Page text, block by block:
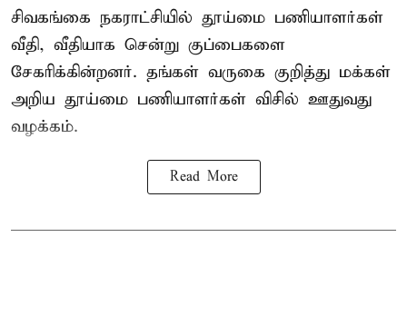
சிவகங்கை நகராட்சியில் தூய்மை பணியாளர்கள்
வீதி, வீதியாக சென்று குப்பைகளை
சேகரிக்கின்றனர். தங்கள் வருகை குறித்து மக்கள்
அறிய தூய்மை பணியாளர்கள் விசில் ஊதுவது
வழக்கம்.
Read More